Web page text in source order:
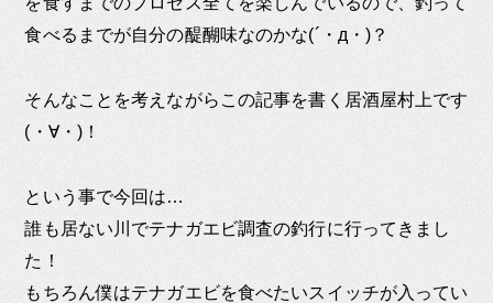
食べるまでが自分の醍醐味なのかな(´・д・)？
そんなことを考えながらこの記事を書く居酒屋村上です
(・∀・)！
という事で今回は…
誰も居ない川でテナガエビ調査の釣行に行ってきまし
た！
もちろん僕はテナガエビを食べたいスイッチが入ってい